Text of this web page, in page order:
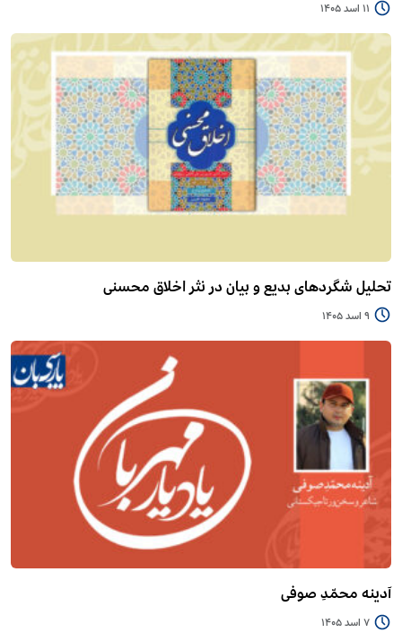
11 اسد 1405
تحلیل شگردهای بدیع و بیان در نثر اخلاق محسنی
9 اسد 1405
آدینه محمّدِ صوفی
7 اسد 1405